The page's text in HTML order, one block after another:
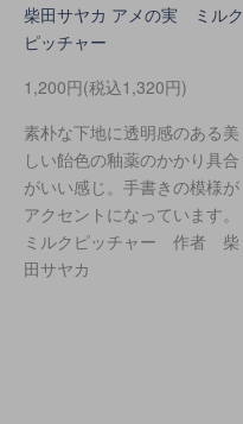
柴田サヤカ アメの実 ミルク
ピッチャー
1,200円(税込1,320円)
素朴な下地に透明感のある美
しい飴色の釉薬のかかり具合
がいい感じ。手書きの模様が
アクセントになっています。
ミルクピッチャー 作者 柴
田サヤカ